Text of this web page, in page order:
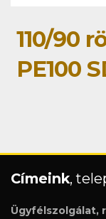
110/90
PE100
Címeink,
Ügyfélszolgálat,